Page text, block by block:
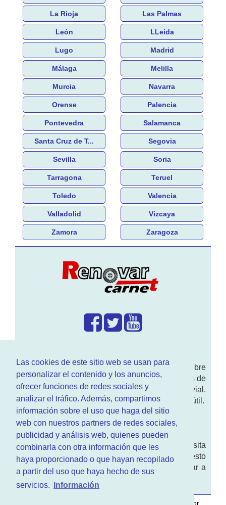
Las cookies de este sitio web se usan para
personalizar el contenido y los anuncios,
ofrecer funciones de redes sociales y
analizar el tráfico. Además, compartimos
información sobre el uso que haga del sitio
web con nuestros partners de redes sociales,
publicidad y análisis web, quienes pueden
combinarla con otra información que les
haya proporcionado o que hayan recopilado
a partir del uso que haya hecho de sus
servicios.
Información
La Rioja Las Palmas
León LLeida
Lugo Madrid
Málaga Melilla
Murcia Navarra
Orense Palencia
Pontevedra Salamanca
Santa Cruz de T... Segovia
Sevilla Soria
Tarragona Teruel
Toledo Valencia
Valladolid Vizcaya
Zamora Zaragoza
Enwww.RenovarCarnet.comTe contamos sobre
larenovación del permisode conducir, noticias de
actualidad motor y sobre todo seguridad vial.
Ademas tenemos todo tipo de información DGT útil.
¿Quienes somos?
Quieres saber quien mantiene la pagina, visita
nuestrasección de contacto. Aquí tienes nuesto
aviso legal
. Basicamente no queremos engañar a
nadie.
por